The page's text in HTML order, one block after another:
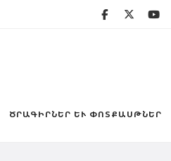
ԾՐԱԳԻՐՆԵՐ ԵՒ ՓՈՏՔԱՍԹՆԵՐ